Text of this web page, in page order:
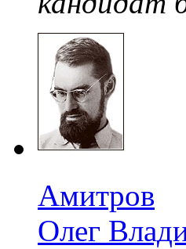
Амитров
Олег